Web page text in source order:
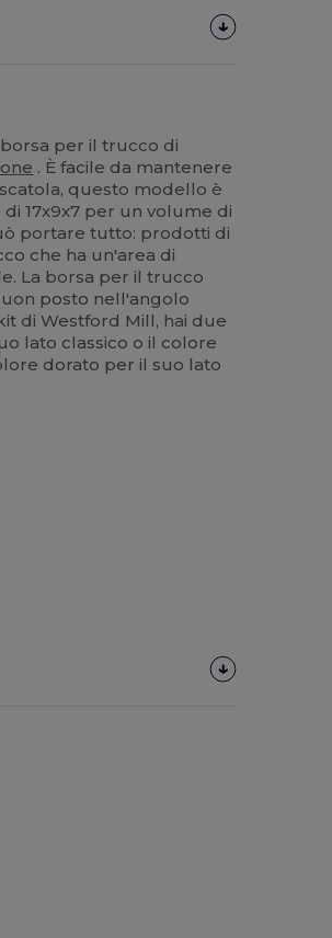
per il trucco di
. È facile da mantenere
questo modello è
17x9x7 per un volume di
portare tutto: prodotti di
che ha un'area di
La borsa per il trucco
posto nell'angolo
di Westford Mill, hai due
lato classico o il colore
dorato per il suo lato